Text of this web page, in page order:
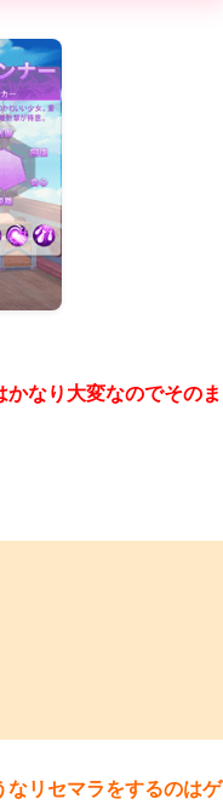
かなり大変なのでそのま
なリセマラをするのはゲ